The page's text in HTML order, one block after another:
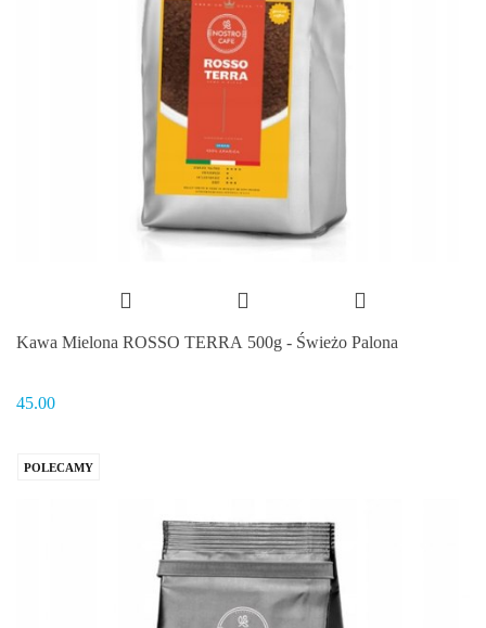
Kawa Mielona ROSSO TERRA 500g - Świeżo Palona
45.00
POLECAMY